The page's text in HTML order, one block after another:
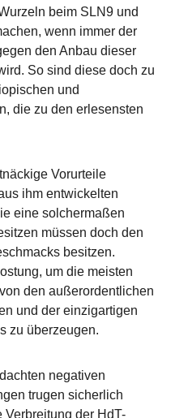
beim SLN9 und
wenn immer der
den Anbau dieser
So sind diese doch zu
und
die zu den erlesensten
Vorurteile
ihm entwickelten
eine solchermaßen
müssen doch den
besitzen.
um die meisten
den außerordentlichen
und der einzigartigen
zu überzeugen.
negativen
trugen sicherlich
der HdT-